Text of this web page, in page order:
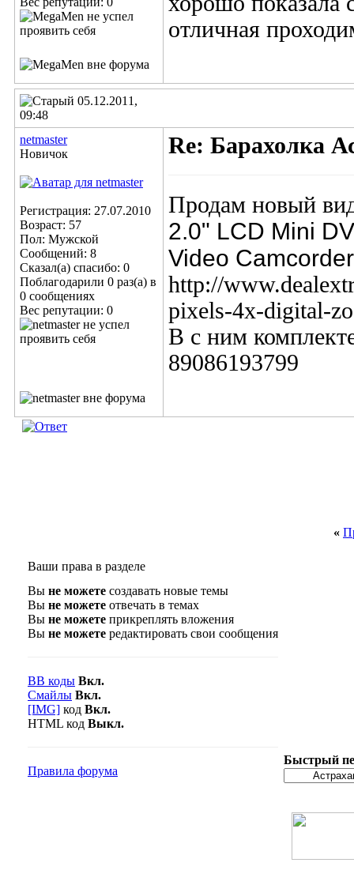
отличная
05.12.2011,
09:48
netmaster
Новичок
Регистрация: 27.07.2010
Возраст: 57
Пол: Мужской
Сообщений: 8
Сказал(а) спасибо: 0
Поблагодарили 0 раз(а) в
0 сообщениях
Вес репутации: 0
Re: Барахолка
Продам новый
2.0" LCD Mini
Video
http://
pixels-4x-digital-
В с ним
89086193799
«
Ваши права в разделе
Вы не можете создавать новые темы
Вы не можете отвечать в темах
Вы не можете прикреплять вложения
Вы не можете редактировать свои сообщения
BB коды Вкл.
Смайлы Вкл.
[IMG] код Вкл.
HTML код Выкл.
Правила форума
Быстрый